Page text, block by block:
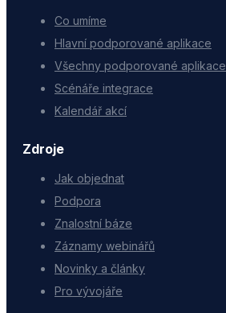
Co umíme
Hlavní podporované aplikace
Všechny podporované aplikace
Scénáře integrace
Kalendář akcí
Zdroje
Jak objednat
Podpora
Znalostní báze
Záznamy webinářů
Novinky a články
Pro vývojáře